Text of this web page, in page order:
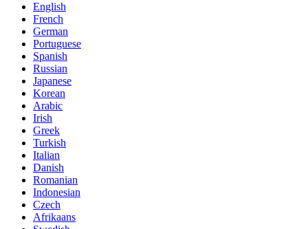
English
French
German
Portuguese
Spanish
Russian
Japanese
Korean
Arabic
Irish
Greek
Turkish
Italian
Danish
Romanian
Indonesian
Czech
Afrikaans